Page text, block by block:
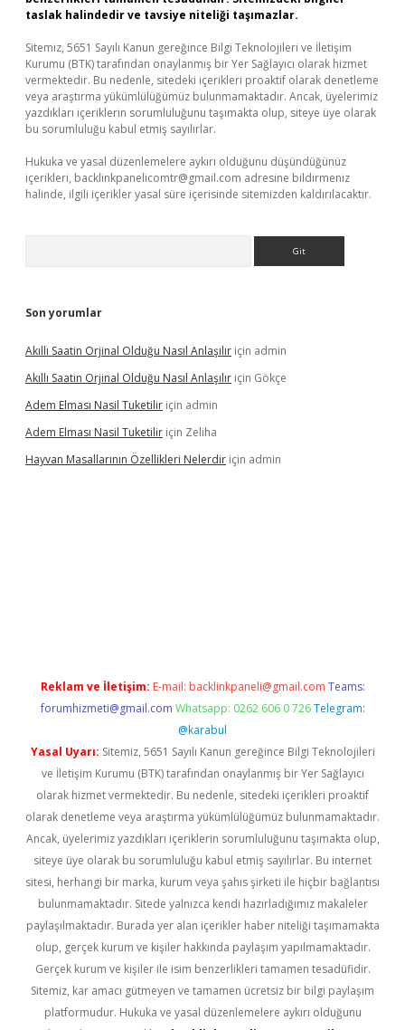
taslak halindedir ve tavsiye niteliği taşımazlar.
Sitemiz, 5651 Sayılı Kanun gereğince Bilgi Teknolojileri ve İletişim
Kurumu (BTK) tarafından onaylanmış bir Yer Sağlayıcı olarak hizmet
vermektedir. Bu nedenle, sitedeki içerikleri proaktif olarak denetleme
veya araştırma yükümlülüğümüz bulunmamaktadır. Ancak, üyelerimiz
yazdıkları içeriklerin sorumluluğunu taşımakta olup, siteye üye olarak
bu sorumluluğu kabul etmiş sayılırlar.
Hukuka ve yasal düzenlemelere aykırı olduğunu düşündüğünüz
içerikleri, backlinkpanelicomtr@gmail.com adresine bildirmeniz
halinde, ilgili içerikler yasal süre içerisinde sitemizden kaldırılacaktır.
Son yorumlar
Akıllı Saatin Orjinal Olduğu Nasıl Anlaşılır için admin
Akıllı Saatin Orjinal Olduğu Nasıl Anlaşılır için Gökçe
Adem Elması Nasil Tuketilir için admin
Adem Elması Nasil Tuketilir için Zeliha
Hayvan Masallarının Özellikleri Nelerdir için admin
Reklam ve İletişim: E-mail: backlinkpaneli@gmail.com Teams:
forumhizmeti@gmail.com Whatsapp: 0262 606 0 726 Telegram:
@karabul
Yasal Uyarı: Sitemiz, 5651 Sayılı Kanun gereğince Bilgi Teknolojileri
ve İletişim Kurumu (BTK) tarafından onaylanmış bir Yer Sağlayıcı
olarak hizmet vermektedir. Bu nedenle, sitedeki içerikleri proaktif
olarak denetleme veya araştırma yükümlülüğümüz bulunmamaktadır.
Ancak, üyelerimiz yazdıkları içeriklerin sorumluluğunu taşımakta olup,
siteye üye olarak bu sorumluluğu kabul etmiş sayılırlar. Bu internet
sitesi, herhangi bir marka, kurum veya şahıs şirketi ile hiçbir bağlantısı
bulunmamaktadır. Sitede yalnızca kendi hazırladığımız makaleler
paylaşılmaktadır. Burada yer alan içerikler haber niteliği taşımamakta
olup, gerçek kurum ve kişiler hakkında paylaşım yapılmamaktadır.
Gerçek kurum ve kişiler ile isim benzerlikleri tamamen tesadüfidir.
Sitemiz, kar amacı gütmeyen ve tamamen ücretsiz bir bilgi paylaşım
platformudur. Hukuka ve yasal düzenlemelere aykırı olduğunu